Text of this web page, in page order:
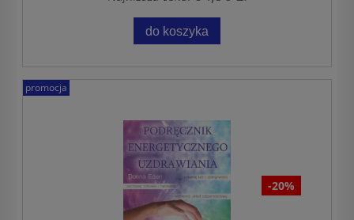
do koszyka
-20%
promocja